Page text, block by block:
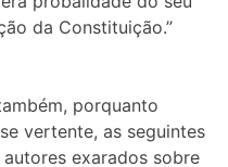
da Constituição.”
porquanto
vertente, as seguintes
exarados sobre